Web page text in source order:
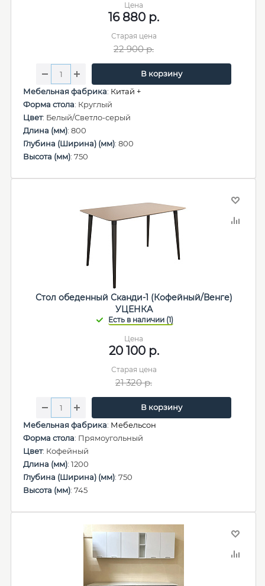
Цена
16 880 р.
Старая цена
22 900р.
В корзину
Мебельная фабрика: Китай +
Форма стола: Круглый
Цвет: Белый/Светло-серый
Длина (мм): 800
Глубина (Ширина) (мм): 800
Высота (мм): 750
Стол обеденный Сканди-1 (Кофейный/Венге)
УЦЕНКА
Цена
20 100р.
Старая цена
21 320р.
В корзину
Мебельная фабрика: Мебельсон
Форма стола: Прямоугольный
Цвет: Кофейный
Длина (мм): 1200
Глубина (Ширина) (мм): 750
Высота (мм): 745